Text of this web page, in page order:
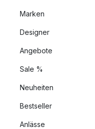
Marken
Designer
Angebote
Sale %
Neuheiten
Bestseller
Anlässe